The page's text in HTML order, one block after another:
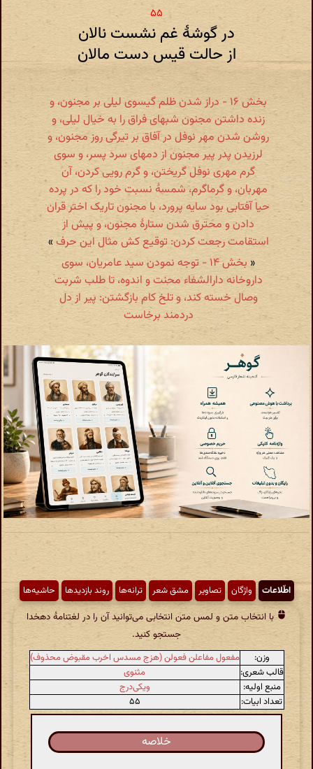
در گوشهٔ غم نشست نالان
از حالت قیس دست مالان
بخش ۱۶ - دراز شدن ظلم گیسوی لیلی بر مجنون، و
زنده داشتن مجنون شبهای فراق را به خیال لیلی، و
روشن شدن مهر نوفل در آفاق بر تیرگی روز مجنون، و
لرزیدن پدر پیر مجنون از دمهای سرد پسر، و سوی
گرم مهری نوفل گریختن، و گرم رویی کردن، آن
مهربان، و گرماگرم، شمسهٔ نسبت خود را که در پرده
حیا آفتابی بود سایه پرورد، با مجنون تاریک اختر قران
دادن و محترق شدن ستارهٔ مجنون، و پیش از
استقامت رجعت کردن: توقیع کش مثال این حرف»
«
بخش ۱۴ - توجه نمودن سید عامریان، سوی
داروخانه دارالشفاء محنت و اندوه، تا طلب شربت
وصال خسته کند، و تلخ کام بازگشتن: پیر از دل
دردمند برخاست
اطّلاعات واژگان تصاویر مشق شعر ترانه‌ها روند بازدیدها حاشیه‌ها
با انتخاب متن و لمس متن انتخابی می‌توانید آن را در لغتنامهٔ دهخدا
جستجو کنید.
وزن:
مفعول مفاعلن فعولن (هزج مسدس اخرب مقبوض محذوف)
قالب شعری:
مثنوی
منبع اولیه:
ویکی‌درج
تعداد ابیات:
۵۵
خلاصه